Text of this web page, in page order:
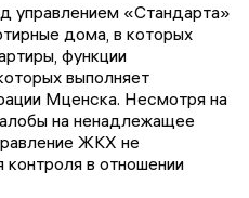
управлением «Стандарта»
дома, в которых
функции
выполняет
Мценска. Несмотря на
на ненадлежащее
ЖКХ не
в отношении